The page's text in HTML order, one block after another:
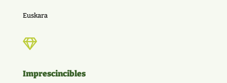
Euskara

Imprescincibles